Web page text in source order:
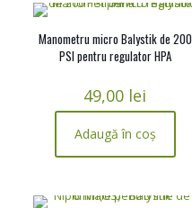
Manometru micro Balystik de 200
PSI pentru regulator HPA
49,00 lei
Adaugă în coș